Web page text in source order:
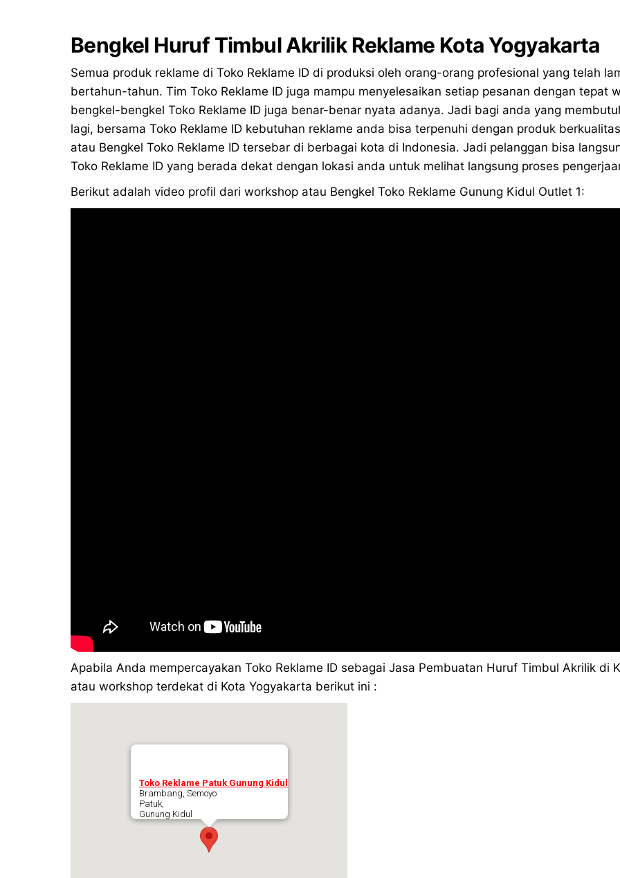
Bengkel Huruf Timbul Akrilik Reklame Kota Yogyakarta
Semua produk reklame di Toko Reklame ID di produksi oleh orang-orang profesional yang telah
bertahun-tahun. Tim Toko Reklame ID juga mampu menyelesaikan setiap pesanan dengan tepat
bengkel-bengkel Toko Reklame ID juga benar-benar nyata adanya. Jadi bagi anda yang
lagi, bersama Toko Reklame ID kebutuhan reklame anda bisa terpenuhi dengan produk
atau Bengkel Toko Reklame ID tersebar di berbagai kota di Indonesia. Jadi pelanggan bisa
Toko Reklame ID yang berada dekat dengan lokasi anda untuk melihat langsung proses
Berikut adalah video profil dari workshop atau Bengkel Toko Reklame Gunung Kidul Outlet 1:
Apabila Anda mempercayakan Toko Reklame ID sebagai Jasa Pembuatan Huruf Timbul Akrilik di
atau workshop terdekat di Kota Yogyakarta berikut ini :
Toko Reklame Patuk Gunung Kidul
Brambang, Semoyo
Patuk,
Gunung Kidul